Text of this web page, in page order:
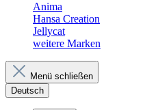
Anima
Hansa Creation
Jellycat
weitere Marken
Menü schließen
Deutsch